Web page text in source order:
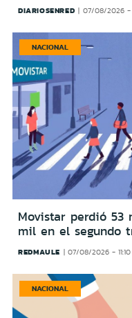
DIARIOSENRED 07/08/2026 -
NACIONAL
Movistar perdió
mil en el segundo
REDMAULE 07/08/2026 - 11:10
NACIONAL